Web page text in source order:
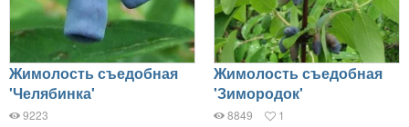
Жимолость съедобная
'Челябинка'
9223
Жимолость съедобная
'Зимородок'
8849 1